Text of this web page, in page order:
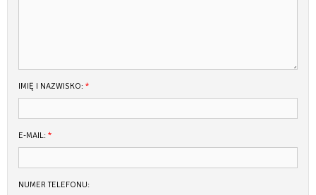
IMIĘ I NAZWISKO: *
E-MAIL: *
NUMER TELEFONU: